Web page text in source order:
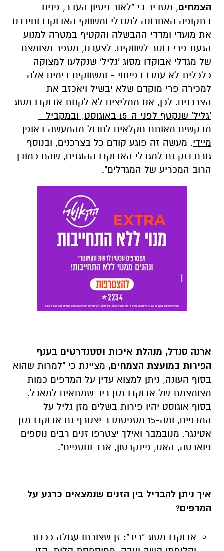
הצמחים, מסביר כי "לאור ניסיון העבר, פנינו
בתקופה האחרונה למגדלי ומשווקי האבוקדו וחידדנו
את מועדי ומדדי ההבשלה והקטיף במטרה למנוע
הגעת פרי בוסר לשווקים. לצערנו, מספר מצומצם
של מגדלי אבוקדו מסוג 'גליל' שנקלעו למצוקה
כלכלית לא עמדו בפיתוי - ומשווקים בימים אלה
למכירה פרי מוקדם שלא יבשיל ויאכזב את
הצרכנים. לכן, אנו ממליצים לא לקנות אבוקדו מסוג
'גליל' שנקטף לפני ה-15 באוגוסט, ובמקביל -
מבקשים מאותם חקלאים לחדול מהמעשה באופן
מיידי. מעשה זה פוגע קודם כל בצרכנים, ובנוסף -
גורם נזק גם למגדלי האבוקדו ההוגנים, שהם כמובן
הרוב המכריע של המגדלים".
ארנה סנדל, מנהלת איכות וסטנדרטים בענף
הפירות במועצת הצמחים, מציינת כי "למרות שהוא
בסוף העונה, ניתן למצוא עדין על המדפים כמות
מצומצמת של אבוקדו מזן ריד שמתאים למאכל.
בסוף אוגוסט יהיו פירות בשלים מזן גליל על
המדפים, ומה-15 מספטמבר יצטרף גם אבוקדו מזן
אטינגר. מנובמבר ואילך יצטרפו זנים רבים נוספים -
פוארטה, האס, פינקרטון, ארד ונוספים".
איך ניתן להבדיל בין הזנים שנמצאים כרגע על
המדפים?
אבוקדו מסוג "ריד": זן שצורתו עגולה ככדור